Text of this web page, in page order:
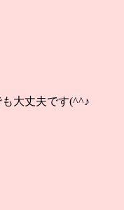
大丈夫です(^^♪